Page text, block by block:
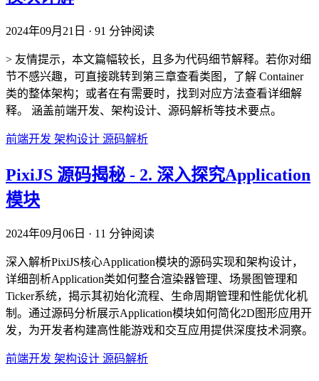
2024年09月21日 · 91 分钟阅读
> 友情提示，本文篇幅较长，且多为代码细节解释。若你对细
节不感兴趣，可直接跳转到第三章查看类图，了解 Container
类的整体架构；或者在有需要时，找到对应方法查看详细解
释。 涵盖前端开发、架构设计、源码解析等技术要点。
前端开发 架构设计 源码解析
PixiJS 源码揭秘 - 2. 深入探究Application
模块
2024年09月06日 · 11 分钟阅读
深入解析PixiJS核心Application模块的源码实现和架构设计，
详细剖析Application类如何整合渲染器管理、场景图管理和
Ticker系统，揭示其初始化流程、生命周期管理和性能优化机
制。通过源码分析展示Application模块如何简化2D图形应用开
发，为开发者构建高性能游戏和交互应用提供深度技术洞察。
前端开发 架构设计 源码解析